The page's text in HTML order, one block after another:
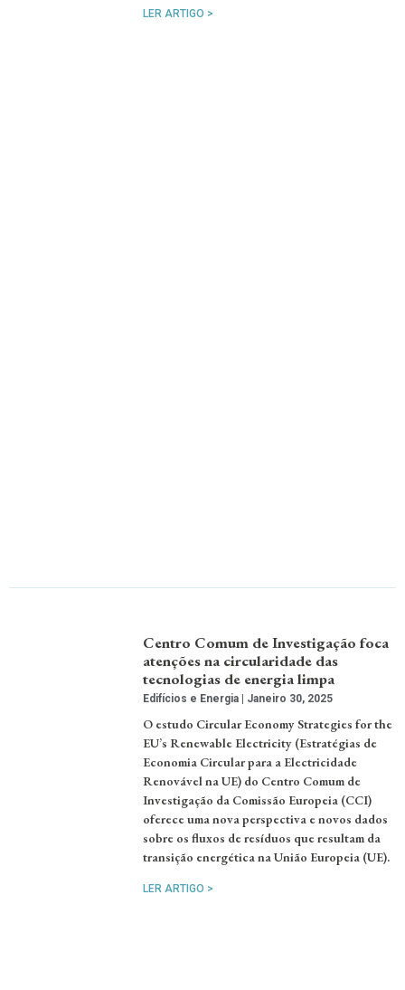
LER ARTIGO >
Centro Comum de Investigação foca
atenções na circularidade das
tecnologias de energia limpa
Edifícios e Energia Janeiro 30, 2025
O estudo Circular Economy Strategies for the
EU’s Renewable Electricity (Estratégias de
Economia Circular para a Electricidade
Renovável na UE) do Centro Comum de
Investigação da Comissão Europeia (CCI)
oferece uma nova perspectiva e novos dados
sobre os fluxos de resíduos que resultam da
transição energética na União Europeia (UE).
LER ARTIGO >